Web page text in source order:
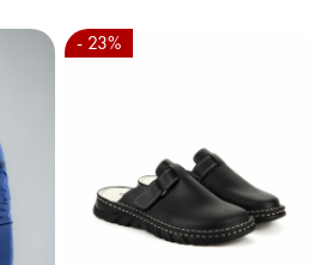
- 23%